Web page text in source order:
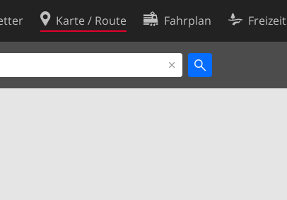
Karte / Route Fahrplan Freizeit
Cookie-Richtlinie
Cookie-Einstellungen